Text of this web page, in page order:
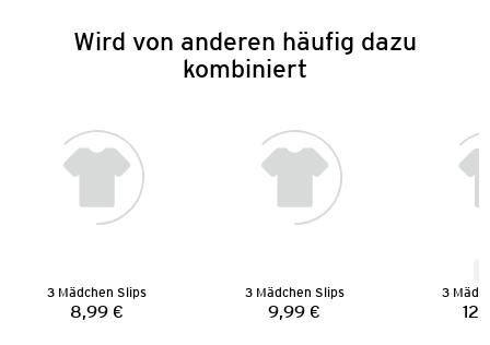
Wird von anderen häufig dazu
kombiniert
3 Mädchen Slips
Preis:
8,99 €
3 Mädchen Slips
Preis:
9,99 €
3